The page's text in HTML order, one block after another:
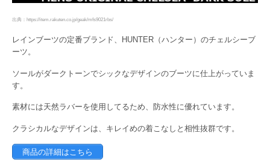
出典：https://item.rakuten.co.jp/geak/mfs9021rbs/
レインブーツの定番ブランド、HUNTER（ハンター）のチェルシーブ
ーツ。
ソールがダークトーンでシックなデザインのブーツに仕上がっていま
す。
素材には天然ラバーを使用してるため、防水性に優れています。
クラシカルなデザインは、キレイめの着こなしと相性抜群です。
商品の詳細はこちら